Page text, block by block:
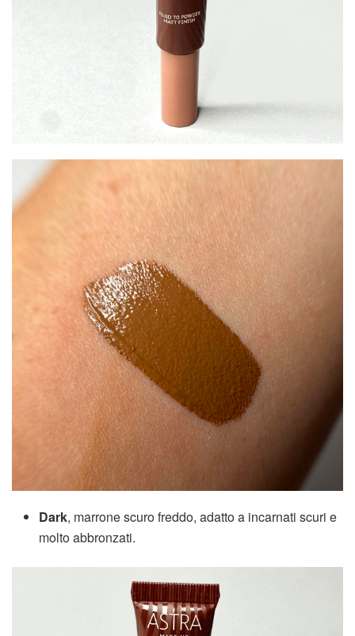
Dark, marrone scuro freddo, adatto a incarnati scuri e
molto abbronzati.